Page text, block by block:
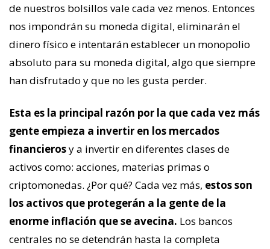
de nuestros bolsillos vale cada vez menos. Entonces
nos impondrán su moneda digital, eliminarán el
dinero físico e intentarán establecer un monopolio
absoluto para su moneda digital, algo que siempre
han disfrutado y que no les gusta perder.
Esta es la principal razón por la que cada vez más
gente empieza a invertir en los mercados
financierosy a invertir en diferentes clases de
activos como: acciones, materias primas o
criptomonedas. ¿Por qué? Cada vez más, estos son
los activos que protegerán a la gente de la
enorme inflación que se avecina. Los bancos
centrales no se detendrán hasta la completa